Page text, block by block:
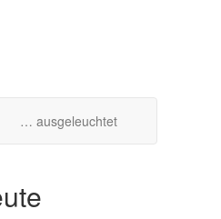
… ausgeleuchtet